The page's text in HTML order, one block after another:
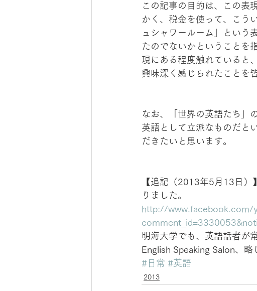
この記事の目的は、この表
かく、税金を使って、こう
ュシャワールーム」という
たのでないかということを
現にある程度触れていると
興味深く感じられたことを
なお、「世界の英語たち」
英語として立派なものだと
だきたいと思います。
【追記（2013年5月13日
りました。
http://
明海大学でも、英語話者が
English Speaking Salon、略
#日常 #英語
2013